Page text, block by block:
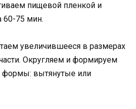
пищевой пленкой и
60-75 мин.
увеличившееся в размерах
Округляем и формируем
формы: вытянутые или